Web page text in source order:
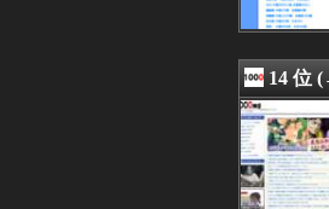
08/06 20:05
08/06 20:05
08/06 20:05
08/06 20:05
08/06 20:05
08/06 20:05
08/06 20:05
08/06 20:03
08/06 20:03
14 位